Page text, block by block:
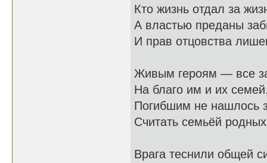
Кто жизнь отдал за
А властью преданы
И прав отцовства
Живым героям — все
На благо им и их
Погибшим не нашлось
Считать семьёй
Врага теснили общей